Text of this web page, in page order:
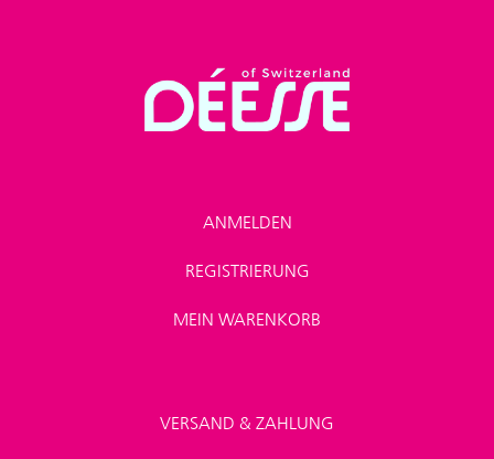
ANMELDEN
REGISTRIERUNG
MEIN WARENKORB
VERSAND & ZAHLUNG